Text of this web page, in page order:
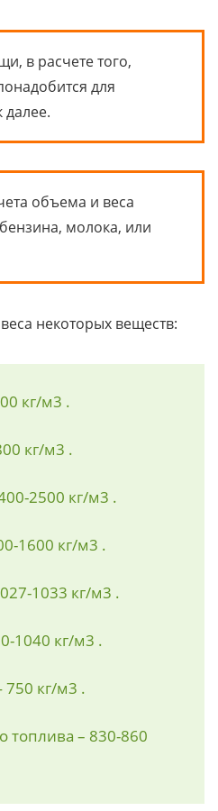
в расчете того,
для
далее.
объема и веса
молока, или
некоторых веществ:
кг/м3 .
кг/м3 .
2500 кг/м3 .
1600 кг/м3 .
1033 кг/м3 .
1040 кг/м3 .
кг/м3 .
топлива – 830-860